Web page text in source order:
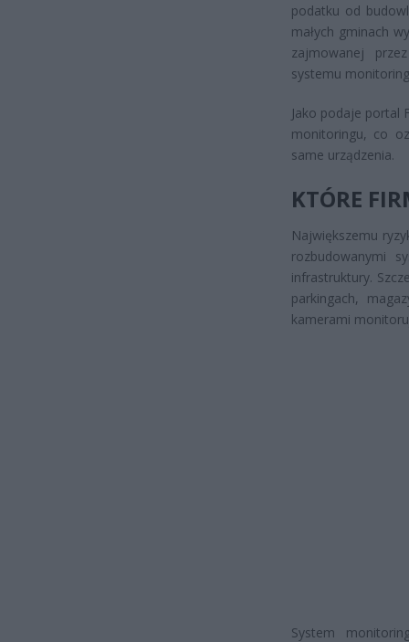
podatku od
małych gminach
zajmowanej
systemu
Jako podaje portal
monitoringu, co
same urządzenia.
KTÓRE
Największemu
rozbudowanymi
infrastruktury.
parkingach,
kamerami
System